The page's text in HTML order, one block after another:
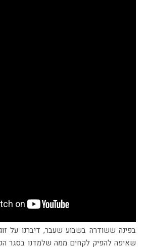
בפינה ששודרה בשבוע שעבר, דיברנו על זוגיות בסגר הנוכחי, מתוך
שאיפה להפיק לקחים ממה שלמדנו בסגר